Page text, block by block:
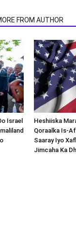
FROM AUTHOR
Israel
Heshiiska
Qoraalka Is-
Saaray Iyo
Jimcaha Ka